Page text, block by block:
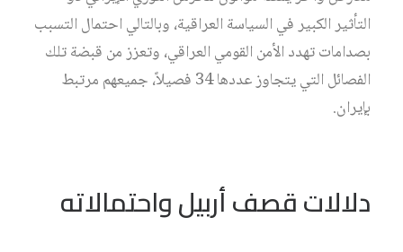
التأثير الكبير في السياسة العراقية، وبالتالي احتمال التسبب
بصدامات تهدد الأمن القومي العراقي، وتعزز من قبضة تلك
الفصائل التي يتجاوز عددها 34 فصيلاً، جميعهم مرتبط
بإيران.
دلالات قصف أربيل واحتمالاته